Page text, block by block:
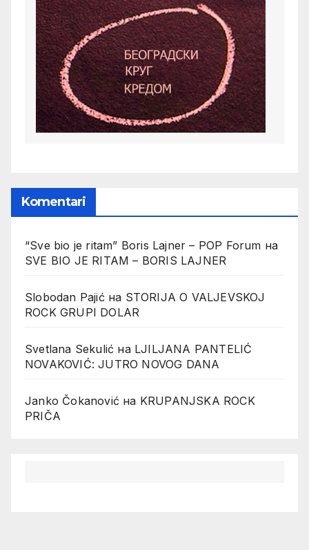
Komentari
“Sve bio je ritam” Boris Lajner – POP Forum на
SVE BIO JE RITAM – BORIS LAJNER
Slobodan Pajićна STORIJA O VALJEVSKOJ
ROCK GRUPI DOLAR
Svetlana Sekulić на LJILJANA PANTELIĆ
NOVAKOVIĆ: JUTRO NOVOG DANA
Janko Čokanović на KRUPANJSKA ROCK
PRIČA